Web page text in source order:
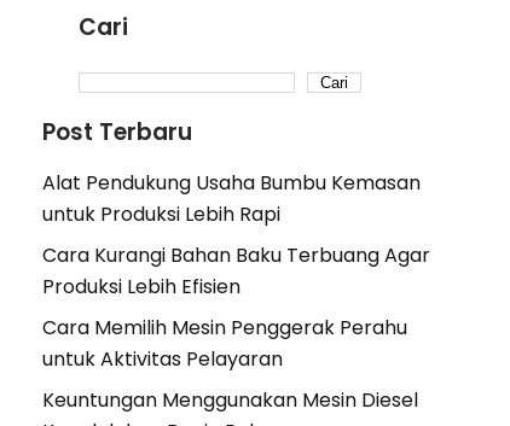
Cari
Cari
Post Terbaru
Alat Pendukung Usaha Bumbu Kemasan
untuk Produksi Lebih Rapi
Cara Kurangi Bahan Baku Terbuang Agar
Produksi Lebih Efisien
Cara Memilih Mesin Penggerak Perahu
untuk Aktivitas Pelayaran
Keuntungan Menggunakan Mesin Diesel